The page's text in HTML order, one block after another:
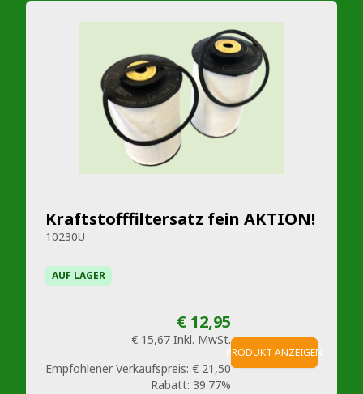
Kraftstofffiltersatz fein AKTION!
10230U
AUF LAGER
€ 12,95
€ 15,67 Inkl. MwSt.
Empfohlener Verkaufspreis: € 21,50
Rabatt: 39.77%
PRODUKT ANZEIGEN